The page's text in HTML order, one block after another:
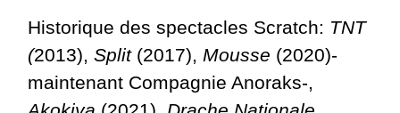
Historique des spectacles Scratch: TNT
(2013),Split(2017), Mousse (2020)-
maintenant Compagnie Anoraks-,